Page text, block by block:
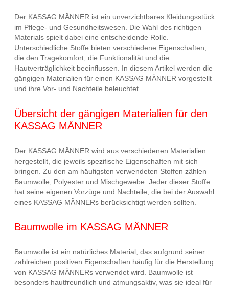
Der KASSAG MÄNNER ist ein unverzichtbares Kleidungsstück
im Pflege- und Gesundheitswesen. Die Wahl des richtigen
Materials spielt dabei eine entscheidende Rolle.
Unterschiedliche Stoffe bieten verschiedene Eigenschaften,
die den Tragekomfort, die Funktionalität und die
Hautverträglichkeit beeinflussen. In diesem Artikel werden die
gängigen Materialien für einen KASSAG MÄNNER vorgestellt
und ihre Vor- und Nachteile beleuchtet.
Übersicht der gängigen Materialien für den
KASSAG MÄNNER
Der KASSAG MÄNNER wird aus verschiedenen Materialien
hergestellt, die jeweils spezifische Eigenschaften mit sich
bringen. Zu den am häufigsten verwendeten Stoffen zählen
Baumwolle, Polyester und Mischgewebe. Jeder dieser Stoffe
hat seine eigenen Vorzüge und Nachteile, die bei der Auswahl
eines KASSAG MÄNNERs berücksichtigt werden sollten.
Baumwolle im KASSAG MÄNNER
Baumwolle ist ein natürliches Material, das aufgrund seiner
zahlreichen positiven Eigenschaften häufig für die Herstellung
von KASSAG MÄNNERs verwendet wird. Baumwolle ist
besonders hautfreundlich und atmungsaktiv, was sie ideal für